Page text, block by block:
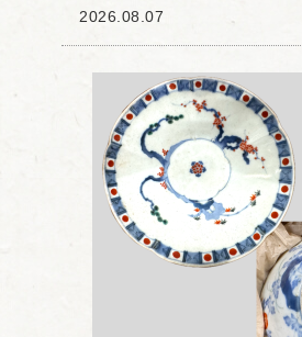
作は竹の素材感を生かして作
やふっくらとし...
2026.08.07